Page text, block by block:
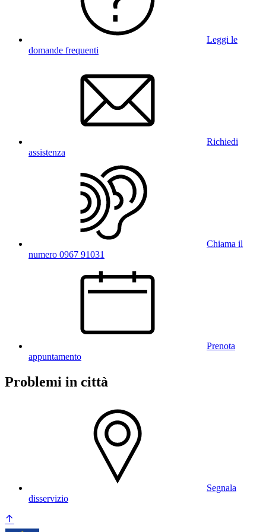
Leggi le
domande frequenti
Richiedi
assistenza
Chiama il
numero 0967 91031
Prenota
appuntamento
Problemi in città
Segnala
disservizio